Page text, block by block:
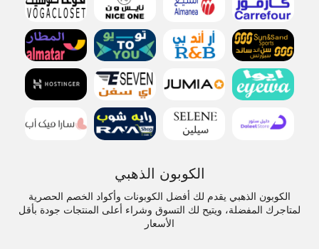
الكوبون الذهبي
الكوبون الذهبي يقدم لك أفضل الكوبونات وأكواد الخصم الحصرية
لمتاجرك المفضلة، ويتيح لك التسوق وشراء أعلى المنتجات جودة بأقل
الأسعار